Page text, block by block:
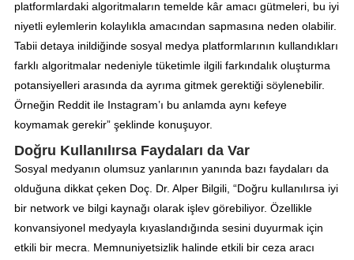
platformlardaki algoritmaların temelde kâr amacı gütmeleri, bu iyi
niyetli eylemlerin kolaylıkla amacından sapmasına neden olabilir.
Tabii detaya inildiğinde sosyal medya platformlarının kullandıkları
farklı algoritmalar nedeniyle tüketimle ilgili farkındalık oluşturma
potansiyelleri arasında da ayrıma gitmek gerektiği söylenebilir.
Örneğin Reddit ile Instagram’ı bu anlamda aynı kefeye
koymamak gerekir” şeklinde konuşuyor.
Doğru Kullanılırsa Faydaları da Var
Sosyal medyanın olumsuz yanlarının yanında bazı faydaları da
olduğuna dikkat çeken Doç. Dr. Alper Bilgili, “Doğru kullanılırsa iyi
bir network ve bilgi kaynağı olarak işlev görebiliyor. Özellikle
konvansiyonel medyayla kıyaslandığında sesini duyurmak için
etkili bir mecra. Memnuniyetsizlik halinde etkili bir ceza aracı